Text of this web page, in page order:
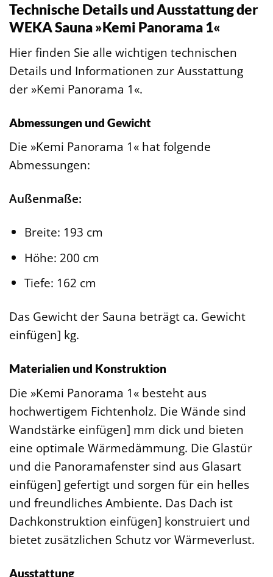
Technische Details und Ausstattung der
WEKA Sauna »Kemi Panorama 1«
Hier finden Sie alle wichtigen technischen
Details und Informationen zur Ausstattung
der »Kemi Panorama 1«.
Abmessungen und Gewicht
Die »Kemi Panorama 1« hat folgende
Abmessungen:
Außenmaße:
Breite: 193 cm
Höhe: 200 cm
Tiefe: 162 cm
Das Gewicht der Sauna beträgt ca. Gewicht
einfügen] kg.
Materialien und Konstruktion
Die »Kemi Panorama 1« besteht aus
hochwertigem Fichtenholz. Die Wände sind
Wandstärke einfügen] mm dick und bieten
eine optimale Wärmedämmung. Die Glastür
und die Panoramafenster sind aus Glasart
einfügen] gefertigt und sorgen für ein helles
und freundliches Ambiente. Das Dach ist
Dachkonstruktion einfügen] konstruiert und
bietet zusätzlichen Schutz vor Wärmeverlust.
Ausstattung